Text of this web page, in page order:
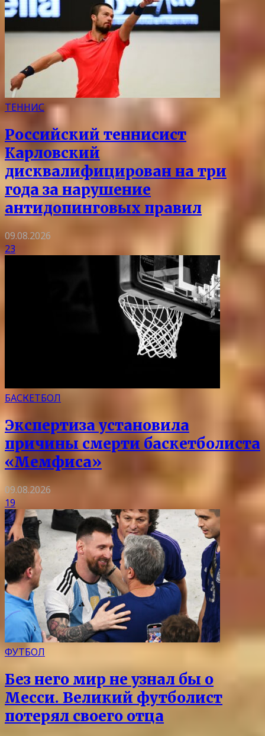
ТЕННИС
Российский теннисист
Карловский
дисквалифицирован на три
года за нарушение
антидопинговых правил
09.08.2026
23
БАСКЕТБОЛ
Экспертиза установила
причины смерти баскетболиста
«Мемфиса»
09.08.2026
19
ФУТБОЛ
Без него мир не узнал бы о
Месси. Великий футболист
потерял своего отца